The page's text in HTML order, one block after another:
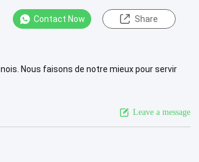
Contact Now Share
Nous faisons de notre mieux pour servir
Leave a message